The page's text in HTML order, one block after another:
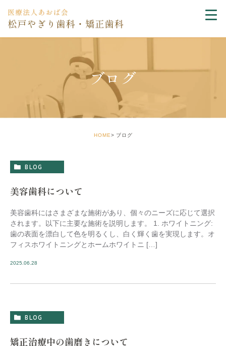
ブログ
HOME ブログ
BLOG
美容歯科について
美容歯科にはさまざまな施術があり、個々のニーズに応じて選択
されます。以下に主要な施術を説明します。 1. ホワイトニング:
歯の表面を漂白して色を明るくし、白く輝く歯を実現します。オ
フィスホワイトニングとホームホワイトニ […]
2025.06.28
BLOG
矯正治療中の歯磨きについて